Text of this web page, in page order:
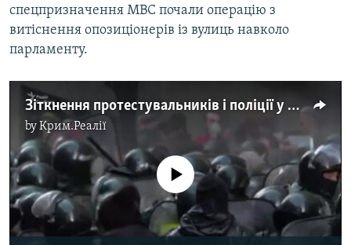
спецпризначення МВС почали операцію з
витіснення опозиціонерів із вулиць навколо
парламенту.
Зіткнення протестувальників і поліції у Тбілісі. Силовики застосували водомети (відео)
byКрим.Реалії
No media source currently available